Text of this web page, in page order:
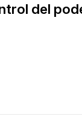
del